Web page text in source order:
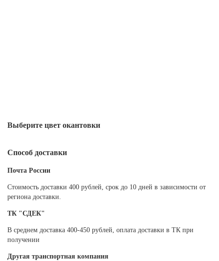
Выберите цвет окантовки
Способ доставки
Почта России
Cтоимость доставки 400 рублей, срок до 10 дней в зависимости от
региона доставки.
ТК "СДЕК"
В среднем доставка 400-450 рублей, оплата доставки в ТК при
получении
Другая транспортная компания